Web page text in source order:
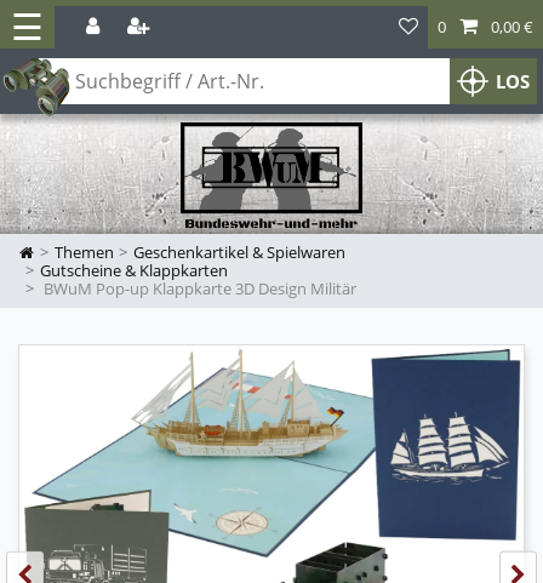
☰
LOS
0 0,00 €
Themen
Geschenkartikel & Spielwaren
Gutscheine & Klappkarten
BWuM Pop-up Klappkarte 3D Design Militär